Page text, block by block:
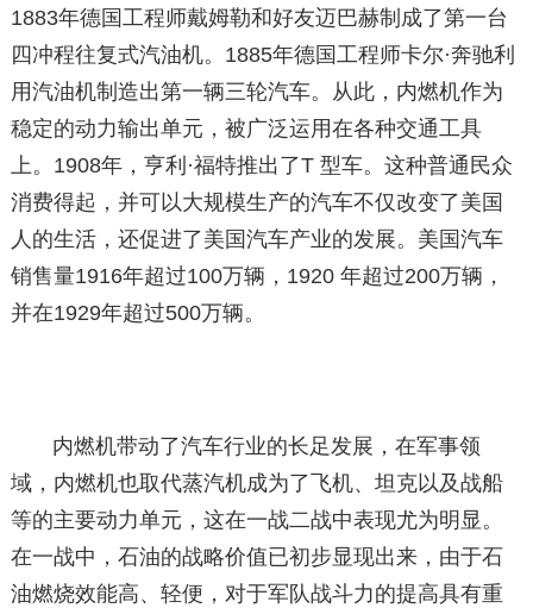
1883年德国工程师戴姆勒和好友迈巴赫制成了第一台
四冲程往复式汽油机。1885年德国工程师卡尔·奔驰利
用汽油机制造出第一辆三轮汽车。从此，内燃机作为
稳定的动力输出单元，被广泛运用在各种交通工具
上。1908年，亨利·福特推出了T 型车。这种普通民众
消费得起，并可以大规模生产的汽车不仅改变了美国
人的生活，还促进了美国汽车产业的发展。美国汽车
销售量1916年超过100万辆，1920 年超过200万辆，
并在1929年超过500万辆。
内燃机带动了汽车行业的长足发展，在军事领
域，内燃机也取代蒸汽机成为了飞机、坦克以及战船
等的主要动力单元，这在一战二战中表现尤为明显。
在一战中，石油的战略价值已初步显现出来，由于石
油燃烧效能高、轻便，对于军队战斗力的提高具有重